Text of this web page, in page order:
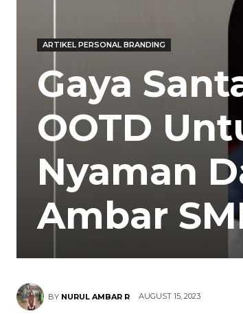
ARTIKEL PERSONAL BRANDING
Gaya
OOTD
Nyaman
Ambar
BY NURUL AMBAR R AUGUST 15, 2023